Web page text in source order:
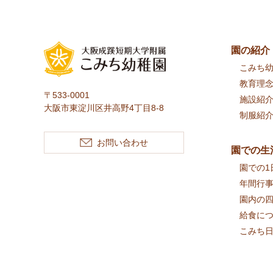
〒533-0001
大阪市東淀川区井高野4丁目8-8
園の紹介
こみち
教育理念
施設紹介
制服紹介
園での生
園での1
年間行事
園内の
給食に
こみち
お問い合わせ